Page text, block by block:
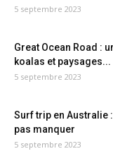
5 septembre 2023
Great Ocean Road :
koalas et paysages...
5 septembre 2023
Surf trip en Australie
pas manquer
5 septembre 2023